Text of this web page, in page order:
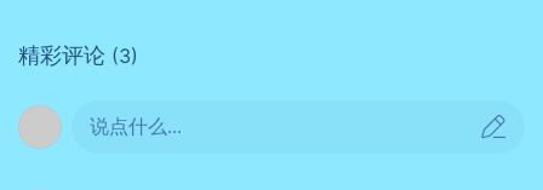
速区间课表给到我和海洋进行尝试，为了更好带学员，
配速区间课表。
精彩评论 (3)
说点什么...